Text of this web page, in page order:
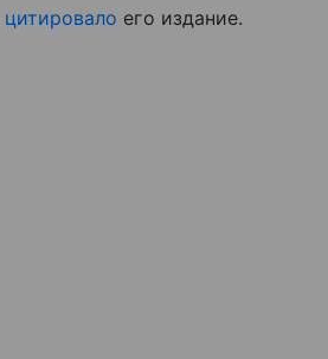
цитировало его издание.